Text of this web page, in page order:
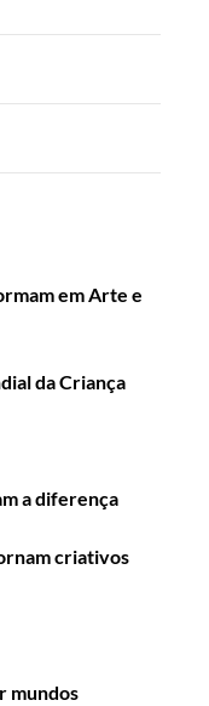
em Arte e
da Criança
a diferença
criativos
mundos